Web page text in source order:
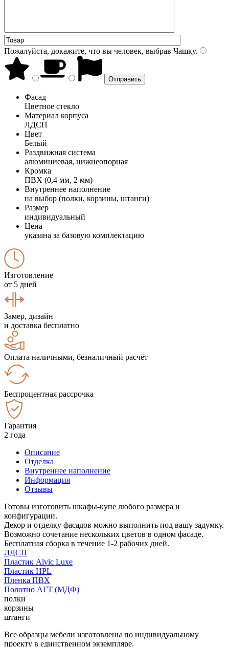
Пожалуйста, докажите, что вы человек, выбрав Чашку.
Фасад
Цветное стекло
Материал корпуса
ЛДСП
Цвет
Белый
Раздвижная система
алюминиевая, нижнеопорная
Кромка
ПВХ (0,4 мм, 2 мм)
Внутреннее наполнение
на выбор (полки, корзины, штанги)
Размер
индивидуальный
Цена
указана за базовую комплектацию
Изготовление
от 5 дней
Замер, дизайн
и доставка бесплатно
Оплата наличными, безналичный расчёт
Беспроцентная рассрочка
Гарантия
2 года
Описание
Отделка
Внутреннее наполнение
Информация
Отзывы
Готовы изготовить шкафы-купе любого размера и
конфигурации.
Декор и отделку фасадов можно выполнить под вашу задумку.
Возможно сочетание нескольких цветов в одном фасаде.
Бесплатная сборка в течение 1-2 рабочих дней.
ЛДСП
Пластик Alvic Luxe
Пластик HPL
Пленка ПВХ
Полотно АГТ (МДФ)
полки
корзины
штанги
Все образцы мебели изготовлены по индивидуальному
проекту в единственном экземпляре.